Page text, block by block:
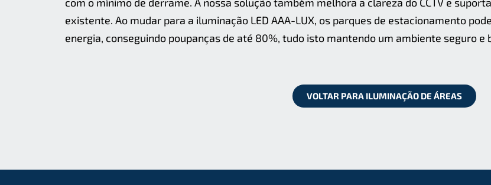
existente. Ao mudar para a iluminação LED AAA-LUX, os parques de estacionamento
energia, conseguindo poupanças de até 80%, tudo isto mantendo um ambiente seguro e
VOLTAR PARA ILUMINAÇÃO DE ÁREAS